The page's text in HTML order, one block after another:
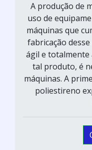
A produção de
uso de
máquinas que
fabricação
ágil e totalmente
tal produto, é
máquinas. A
poliestireno